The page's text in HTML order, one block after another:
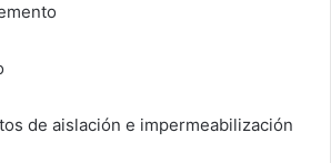
de aislación e impermeabilización